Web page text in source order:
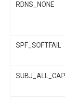
RDNS_NONE
SPF_SOFTFAIL